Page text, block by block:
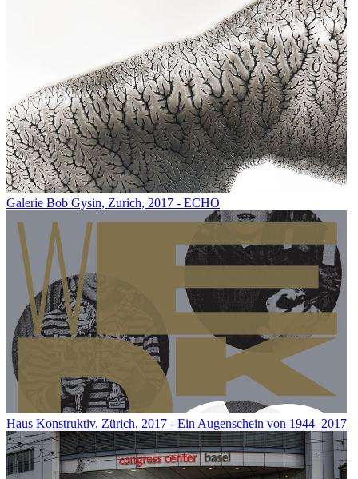
Galerie Bob Gysin, Zurich, 2017 - ECHO
Haus Konstruktiv, Zürich, 2017 - Ein Augenschein von 1944–2017